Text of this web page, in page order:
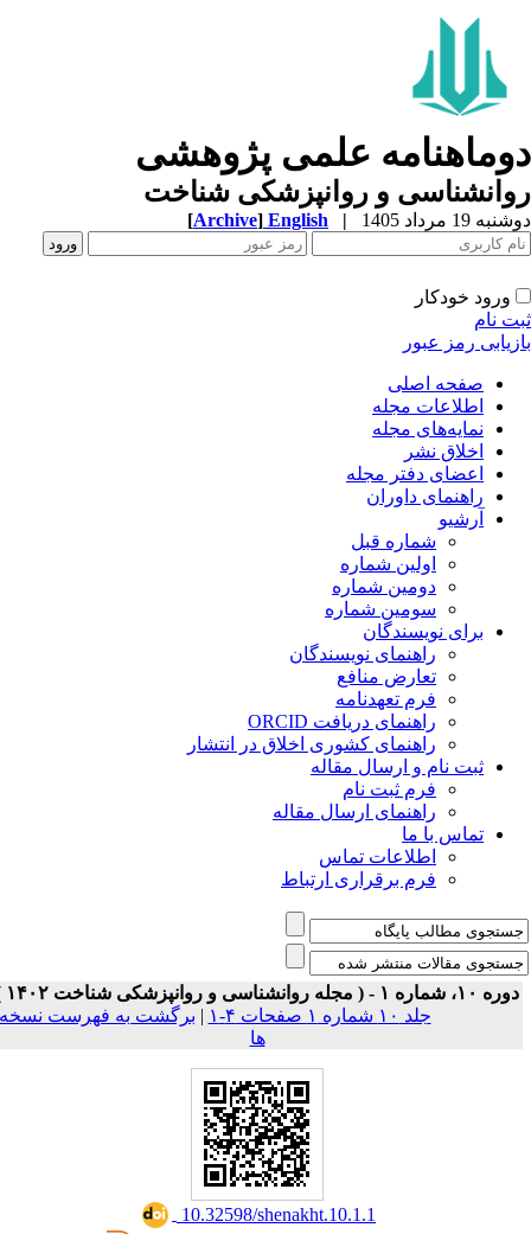
علمی پژوهشی
و روانپزشکی شناخت
19 مرداد 1405 |
English
[Archive]
ورود خودکار
نام
رمز عبور
صفحه اصلی
اطلاعات مجله
نمایه‌های مجله
اخلاق نشر
اعضای دفتر مجله
راهنمای داوران
آرشیو
شماره قبل
اولین شماره
دومین شماره
سومین شماره
برای نویسندگان
راهنمای نویسندگان
تعارض منافع
فرم تعهدنامه
راهنمای دریافت ORCID
راهنمای کشوری اخلاق در انتشار
ثبت نام و ارسال مقاله
فرم ثبت نام
راهنمای ارسال مقاله
تماس با ما
اطلاعات تماس
فرم برقراری ارتباط
شماره ۱ - ( مجله روانشناسی و روانپزشکی شناخت ۱۴۰۲ )
جلد ۱۰ شماره ۱ صفحات ۴-۱
| برگشت به فهرست نسخه
ها
‎ 10.32598/shenakht.10.1.1